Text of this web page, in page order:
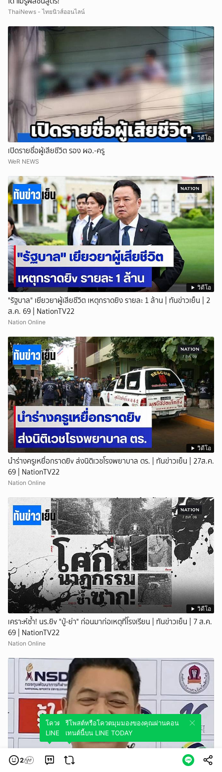
ThaiNews - ไทยนิวส์ออนไลน์
วิดีโอ
เปิดรายชื่อผู้เสียชีวิต รอง ผอ.-ครู
WeR NEWS
วิดีโอ
"รัฐบาล" เยียวยาผู้เสียชีวิต เหตุกราดยิง รายละ 1 ล้าน | ทันข่าวเย็น | 2
ส.ค. 69 | NationTV22
Nation Online
วิดีโอ
นำร่างครูเหยื่อกราดยิv ส่งนิติเวชโรงพยาบาล ตร. | ทันข่าวเย็น | 27ส.ค.
69 | NationTV22
Nation Online
วิดีโอ
เคราะห์ซ้ำ! นร.ยิv "ปู่-ย่า" ก่อนมาก่อเหตุที่โรงเรียน | ทันข่าวเย็น | 7 ส.ค.
69 | NationTV22
Nation Online
2
โควตมุมมองของคุณผ่านคอนเทนต์นี้บน
LINE TODAY
รีโพสต์หรือโควตมุมมองของคุณผ่านคอน
เทนต์นี้บน LINE TODAY